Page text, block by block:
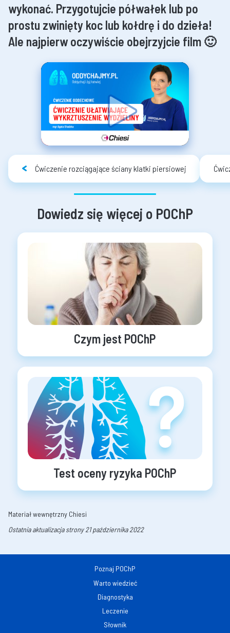
wykonać. Przygotujcie półwałek lub po
prostu zwinięty koc lub kołdrę i do dzieła!
Ale najpierw oczywiście obejrzyjcie film 🙂
Ćwiczenie rozciągające ściany klatki piersiowej
Dowiedz się więcej o POChP
Czym jest POChP
Test oceny ryzyka POChP
Materiał wewnętrzny Chiesi
Ostatnia aktualizacja strony 21 października 2022
Poznaj POChP
Warto wiedzieć
Diagnostyka
Leczenie
Słownik